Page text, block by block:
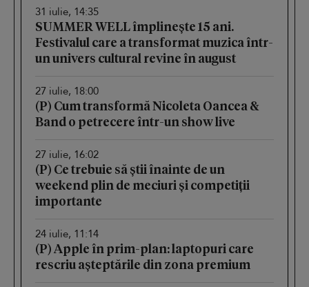
31 iulie, 14:35
SUMMER WELL împlinește 15 ani.
Festivalul care a transformat muzica într-
un univers cultural revine în august
27 iulie, 18:00
(P) Cum transformă Nicoleta Oancea &
Band o petrecere într-un show live
27 iulie, 16:02
(P) Ce trebuie să știi înainte de un
weekend plin de meciuri și competiții
importante
24 iulie, 11:14
(P) Apple în prim-plan: laptopuri care
rescriu așteptările din zona premium